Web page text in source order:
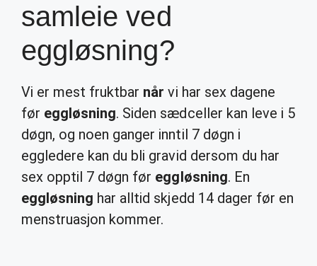
samleie ved
eggløsning?
Vi er mest fruktbar når vi har sex dagene
før eggløsning. Siden sædceller kan leve i 5
døgn, og noen ganger inntil 7 døgn i
eggledere kan du bli gravid dersom du har
sex opptil 7 døgn før eggløsning. En
eggløsning har alltid skjedd 14 dager før en
menstruasjon kommer.